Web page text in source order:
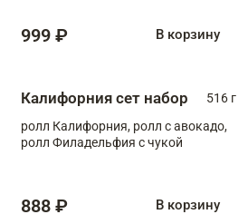
999 ₽ В корзину
Калифорния сет набор
516 г
ролл Калифорния, ролл с авокадо,
ролл Филадельфия с чукой
888 ₽ В корзину